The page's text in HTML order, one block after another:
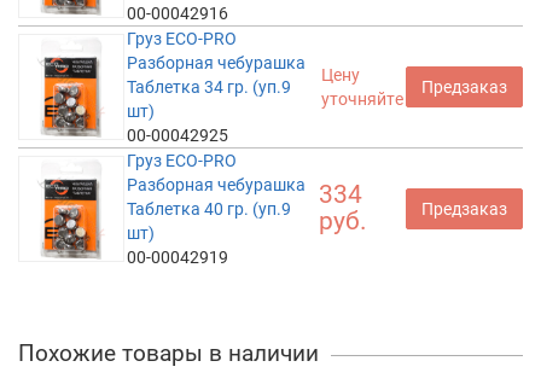
00-00042916
Груз ECO-PRO
Разборная чебурашка
Таблетка 34 гр. (уп.9
шт)
00-00042925
Цену
уточняйте
Предзаказ
Груз ECO-PRO
Разборная чебурашка
Таблетка 40 гр. (уп.9
шт)
00-00042919
334
руб.
Предзаказ
Похожие товары в наличии